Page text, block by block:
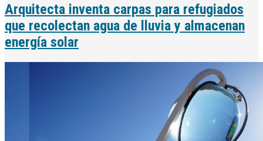
Arquitecta inventa carpas para refugiados
que recolectan agua de lluvia y almacenan
energía solar